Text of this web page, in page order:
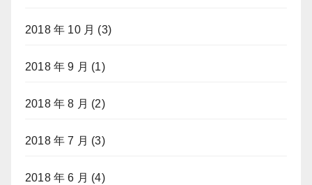
2018 年 10 月 (3)
2018 年 9 月 (1)
2018 年 8 月 (2)
2018 年 7 月 (3)
2018 年 6 月 (4)